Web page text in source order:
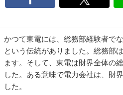
かつて東電には、総務部経験者で
という伝統がありました。総務部
ます。そして、東電は財界全体の
した。ある意味で電力会社は、財
した。